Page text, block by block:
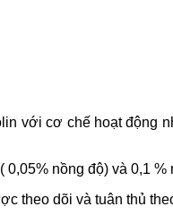
với cơ chế hoạt động
0,05% nồng độ) và 0,1
theo dõi và tuân thủ